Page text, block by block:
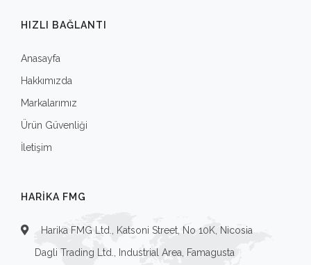
HIZLI BAĞLANTI
Anasayfa
Hakkımızda
Markalarımız
Ürün Güvenliği
İletişim
HARIKA FMG
Harika FMG Ltd., Katsoni Street, No 10K, Nicosia
Dagli Trading Ltd., Industrial Area, Famagusta